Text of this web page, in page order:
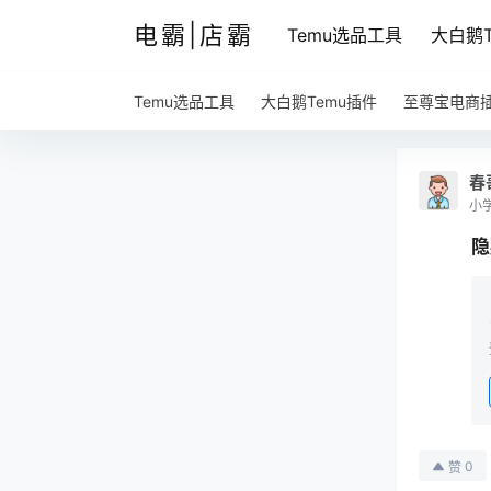
电霸|店霸 Temu选品工具 大白鹅
Temu选品工具 大白鹅Temu插件 至尊宝电商
春
小
赞 0